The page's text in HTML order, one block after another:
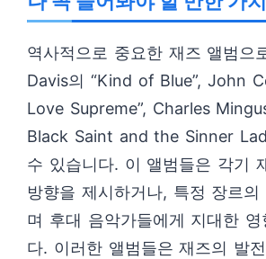
역사적으로 중요한 재즈 앨범으
Davis의 “Kind of Blue”, John
Love Supreme”, Charles
Black Saint and the Sinner
수 있습니다. 이 앨범들은 각기
방향을 제시하거나, 특정 장르
며 후대 음악가들에게 지대한 영
다. 이러한 앨범들은 재즈의 발